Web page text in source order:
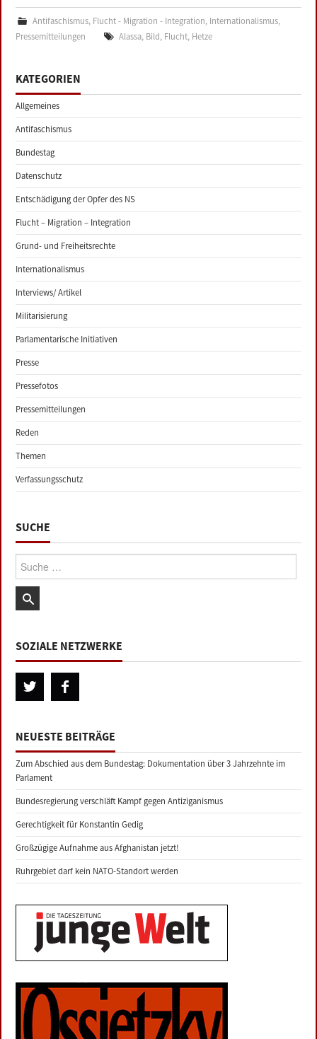
Antifaschismus, Flucht - Migration - Integration, Internationalismus,
Pressemitteilungen
Alassa, Bild, Flucht, Hetze
KATEGORIEN
Allgemeines
Antifaschismus
Bundestag
Datenschutz
Entschädigung der Opfer des NS
Flucht – Migration – Integration
Grund- und Freiheitsrechte
Internationalismus
Interviews/ Artikel
Militarisierung
Parlamentarische Initiativen
Presse
Pressefotos
Pressemitteilungen
Reden
Themen
Verfassungsschutz
SUCHE
Suche:
SOZIALE NETZWERKE
NEUESTE BEITRÄGE
Zum Abschied aus dem Bundestag: Dokumentation über 3 Jahrzehnte im
Parlament
Bundesregierung verschläft Kampf gegen Antiziganismus
Gerechtigkeit für Konstantin Gedig
Großzügige Aufnahme aus Afghanistan jetzt!
Ruhrgebiet darf kein NATO-Standort werden